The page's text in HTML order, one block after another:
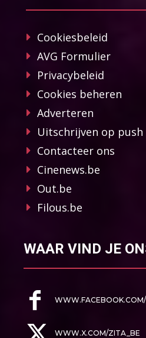
Cookiesbeleid
AVG Formulier
Privacybeleid
Cookies beheren
Adverteren
Uitschrijven op
Contacteer ons
Cinenews.be
Out.be
Filous.be
WAAR VIND JE
WWW.X.COM/ZITA_BE